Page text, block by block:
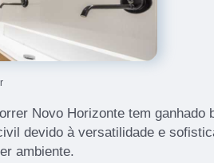
Novo Horizonte tem ganhado
devido à versatilidade e
ambiente.